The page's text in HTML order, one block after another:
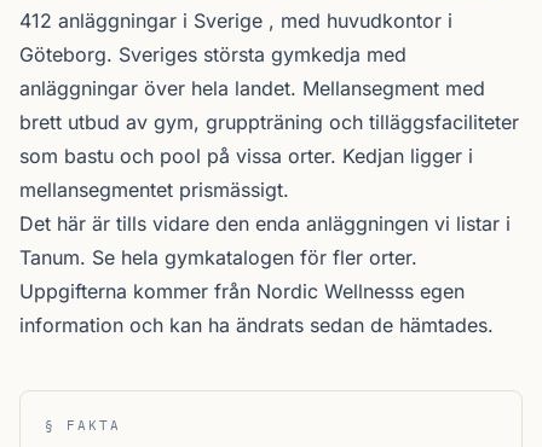
412 anläggningar i Sverige , med huvudkontor i
Göteborg. Sveriges största gymkedja med
anläggningar över hela landet. Mellansegment med
brett utbud av gym, gruppträning och tilläggsfaciliteter
som bastu och pool på vissa orter. Kedjan ligger i
mellansegmentet prismässigt.
Det här är tills vidare den enda anläggningen vi listar i
Tanum. Se hela gymkatalogen för fler orter.
Uppgifterna kommer från Nordic Wellnesss egen
information och kan ha ändrats sedan de hämtades.
§ FAKTA